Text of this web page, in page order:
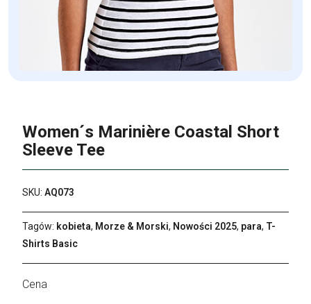
Women´s Marinière Coastal Short
Sleeve Tee
SKU: AQ073
Tagów: kobieta, Morze & Morski, Nowości 2025, para, T-
Shirts Basic